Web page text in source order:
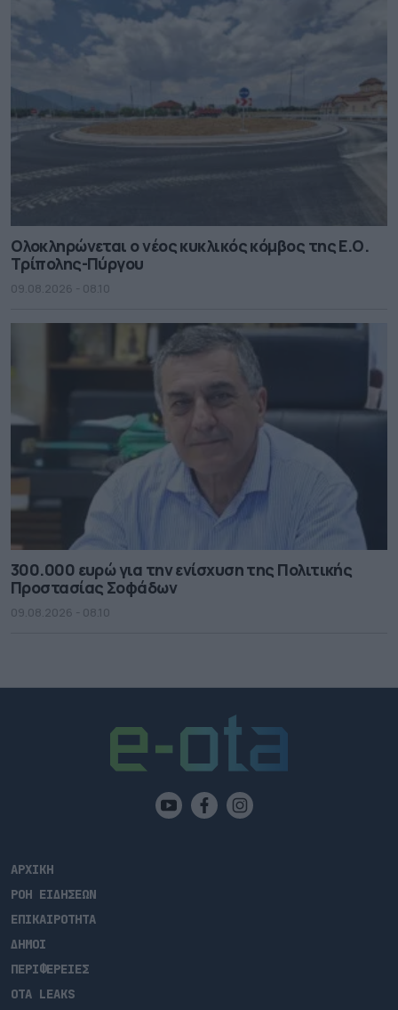
Ολοκληρώνεται ο νέος κυκλικός κόμβος της Ε.Ο.
Τρίπολης-Πύργου
09.08.2026 - 08.10
300.000 ευρώ για την ενίσχυση της Πολιτικής
Προστασίας Σοφάδων
09.08.2026 - 08.10
ΑΡΧΙΚΗ
ΡΟΗ ΕΙΔΗΣΕΩΝ
ΕΠΙΚΑΙΡΟΤΗΤΑ
ΔΗΜΟΙ
ΠΕΡΙΦΕΡΕΙΕΣ
OTA LEAKS